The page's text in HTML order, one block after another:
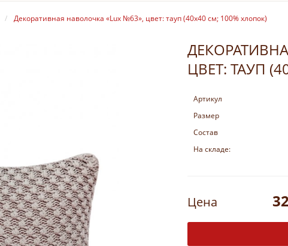
Декоративная наволочка «Lux №63», цвет: тауп (40х40 см; 100% хлопок)
ЦВЕТ: ТАУП
Артикул
Размер
Состав
На складе:
Цена